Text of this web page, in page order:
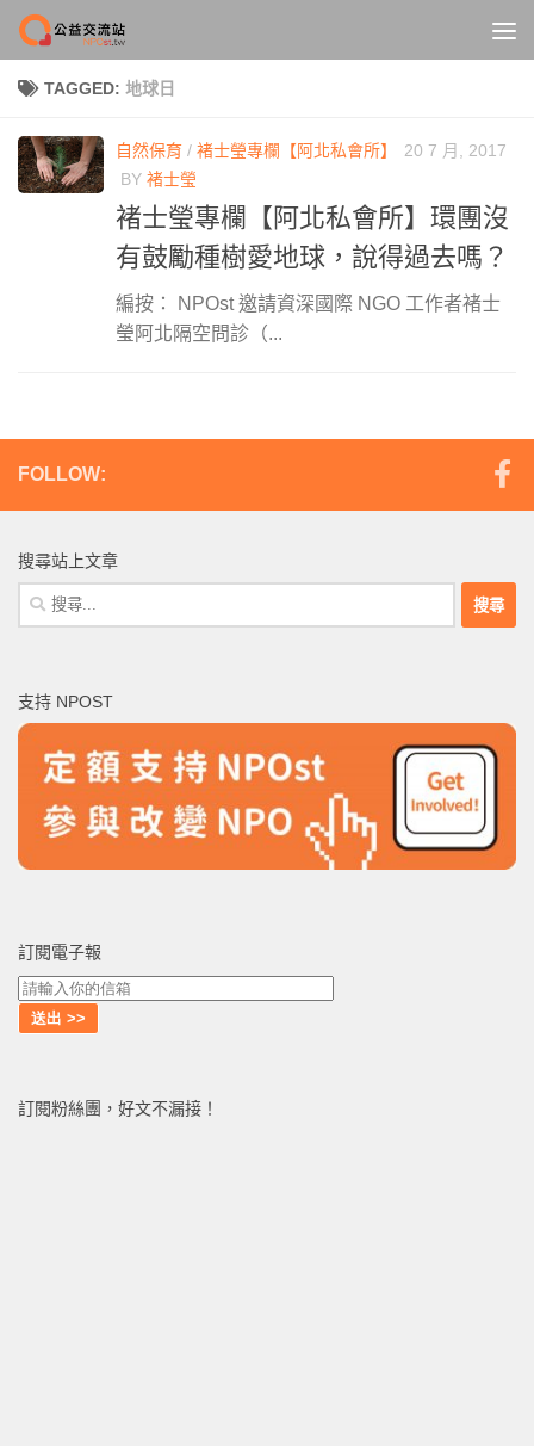
Skip to content
TAGGED: 地球日
自然保育 / 褚士瑩專欄【阿北私會所】
20 7 月, 2017
BY 褚士瑩
褚士瑩專欄【阿北私會所】環團沒
有鼓勵種樹愛地球，說得過去嗎？
編按： NPOst 邀請資深國際 NGO 工作者褚士
瑩阿北隔空問診（...
FOLLOW:
搜尋站上文章
搜
尋
字:
支持 NPOST
訂閱電子報
訂閱粉絲團，好文不漏接！